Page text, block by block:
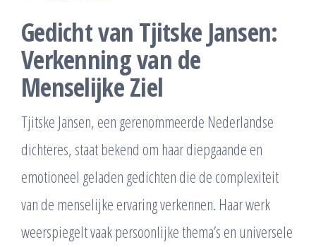
Gedicht van Tjitske Jansen:
Verkenning van de
Menselijke Ziel
Tjitske Jansen, een gerenommeerde Nederlandse
dichteres, staat bekend om haar diepgaande en
emotioneel geladen gedichten die de complexiteit
van de menselijke ervaring verkennen. Haar werk
weerspiegelt vaak persoonlijke thema’s en universele